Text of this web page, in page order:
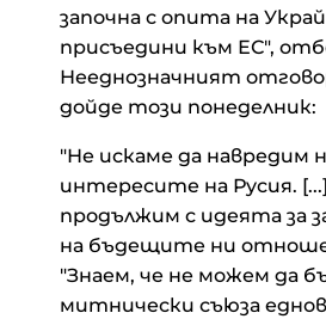
започна с опита на
присъедини към ЕС",
Нееднозначният
дойде този понеделник:
"Не искаме да навредим
интересите на Русия.
продължим с идеята за
на бъдещите ни
"Знаем, че не можем да
митнически съюза